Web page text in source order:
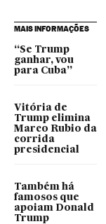
MAIS INFORMAÇÕES
“Se Trump
ganhar, vou
para Cuba”
Vitória de
Trump elimina
Marco Rubio da
corrida
presidencial
Também há
famosos que
apoiam Donald
Trump